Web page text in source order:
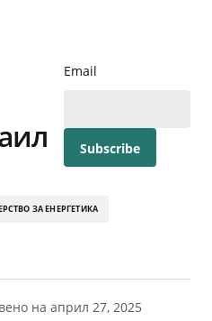
Email
ЗА ЕНЕРГЕТИКА
на април 27, 2025